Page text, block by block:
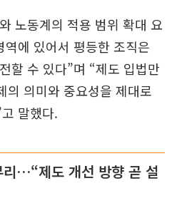
노동계의 적용 범위 확대 요
에 있어서 평등한 조직은
할 수 있다”며 “제도 입법만
의 의미와 중요성을 제대로
말했다.
리…“제도 개선 방향 곧 설